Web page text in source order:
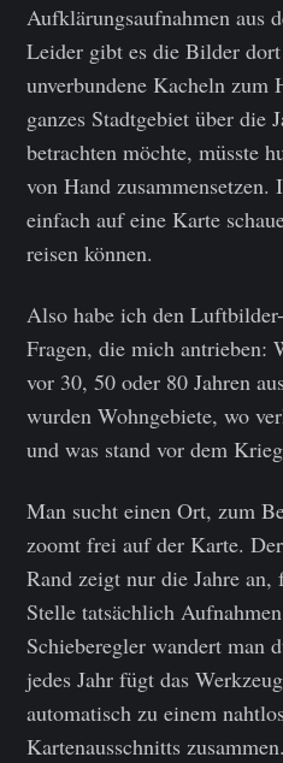
Aufklärungsaufnahmen aus
Leider gibt es die Bilder
unverbundene Kacheln zum
ganzes Stadtgebiet über die
betrachten möchte, müsste
von Hand zusammensetzen.
einfach auf eine Karte
reisen können.
Also habe ich den
Fragen, die mich antrieben:
vor 30, 50 oder 80 Jahren
wurden Wohngebiete, wo
und was stand vor dem
Man sucht einen Ort, zum
zoomt frei auf der Karte.
Rand zeigt nur die Jahre an,
Stelle tatsächlich
Schieberegler wandert man
jedes Jahr fügt das
automatisch zu einem
Kartenausschnitts